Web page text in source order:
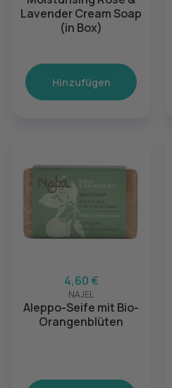
Lavender Cream Soap
(in Box)
Hinzufügen
4,60 €
NAJEL
Aleppo-Seife mit Bio-
Orangenblüten